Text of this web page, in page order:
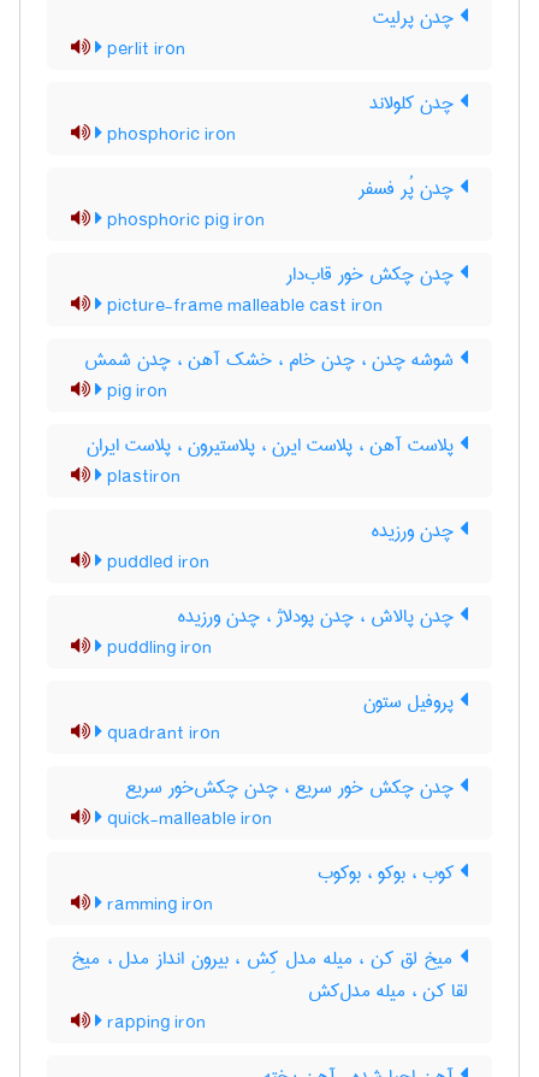
چدن پرلیت
perlit iron
چدن کلولاند
phosphoric iron
چدن پُر فسفر
phosphoric pig iron
چدن چکش خور قاب‌دار
picture-frame malleable cast iron
شوشه چدن ، چدن خام ، خشک آهن ، چدن شمش
pig iron
پلاست آهن ، پلاست ایرن ، پلاستیرون ، پلاست ایران
plastiron
چدن ورزیده
puddled iron
چدن پالاش ، چدن پودلاژ ، چدن ورزیده
puddling iron
پروفیل ستون
quadrant iron
چدن چکش خور سریع ، چدن چکش‌خور سریع
quick-malleable iron
کوب ، بوکو ، بوکوب
ramming iron
میخ لق کن ، میله مدل کِش ، بیرون انداز مدل ، میخ
لقا کن ، میله مدل‌کش
rapping iron